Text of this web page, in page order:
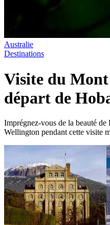
Australie
Destinations
Visite du
départ de
Imprégnez-vous de la beauté
Wellington pendant cette visite